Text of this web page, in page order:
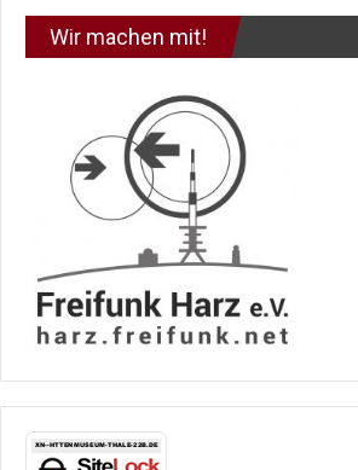
Wir machen mit!